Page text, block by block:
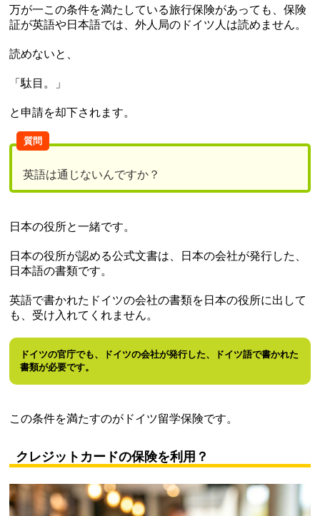
万が一この条件を満たしている旅行保険があっても、保険
証が英語や日本語では、外人局のドイツ人は読めません。
読めないと、
「駄目。」
と申請を却下されます。
質問
英語は通じないんですか？
日本の役所と一緒です。
日本の役所が認める公式文書は、日本の会社が発行した、
日本語の書類です。
英語で書かれたドイツの会社の書類を日本の役所に出して
も、受け入れてくれません。
ドイツの官庁でも、ドイツの会社が発行した、ドイツ語で書かれた
書類が必要です。
この条件を満たすのがドイツ留学保険です。
クレジットカードの保険を利用？